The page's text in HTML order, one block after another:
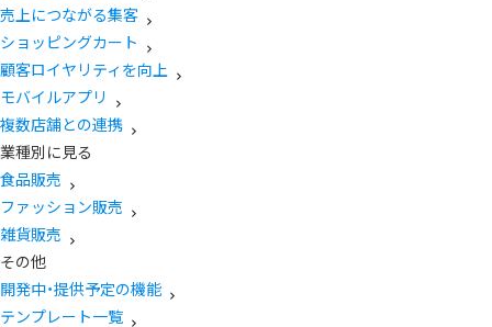
売上につながる集客
ショッピングカート
顧客ロイヤリティを向上
モバイルアプリ
複数店舗との連携
業種別に見る
食品販売
ファッション販売
雑貨販売
その他
開発中・提供予定の機能
テンプレート一覧